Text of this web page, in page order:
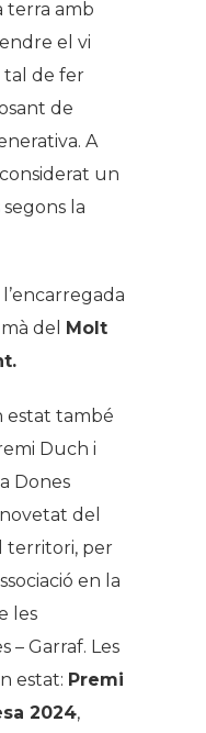
terra amb
el vi
tal de fer
de
A
un
la
del Molt
estat també
Duch i
Dones
del
territori, per
en la
les
– Garraf. Les
estat: Premi
2024,